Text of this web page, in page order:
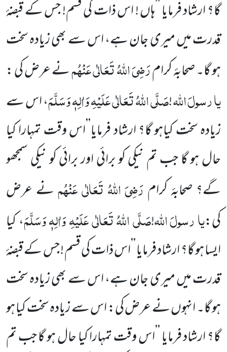
گا؟ ارشاد فرمایا ’’ہاں ! اس ذات کی قسم! جس کے قبضۂ
قدرت میں میری جان ہے، اس سے بھی زیادہ سخت
ہو گا۔ صحابۂ کرامرَضِیَ اللہُ تَعَالٰی عَنْہُمنے عرض کی :
یارسولَاللہ!صَلَّی اللہُ تَعَالٰی عَلَیْہِ وَاٰلِہٖ وَسَلَّمَ، اس سے
زیادہ سخت کیاہو گا؟ ارشاد فرمایا’’اس وقت تمہارا کیا
حال ہو گا جب تم نیکی کو برائی اور برائی کو نیکی سمجھو
گے؟ صحابۂ کرامرَضِیَ اللہُ تَعَالٰی عَنْہُمنے عرض
کی:یارسولَاللہ!صَلَّی اللہُ تَعَالٰی عَلَیْہِ وَاٰلِہٖ وَسَلَّمَ، کیا
ایسا ہو گا؟ ارشاد فرمایا ’’اس ذات کی قسم ! جس کے قبضۂ
قدرت میں میری جان ہے، اس سے بھی زیادہ سخت
ہو گا۔ انہوں نے عرض کی: اس سے زیادہ سخت کیا ہو
گا؟ ارشاد فرمایا ’’اس وقت تمہارا کیا حال ہو گا جب تم